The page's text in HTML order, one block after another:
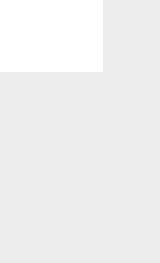
明地铁、公交、出